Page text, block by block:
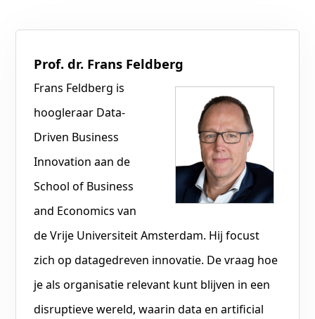
Prof. dr. Frans Feldberg
Frans Feldberg is
hoogleraar Data-
Driven Business
Innovation aan de
School of Business
and Economics van
de Vrije Universiteit Amsterdam. Hij focust
zich op datagedreven innovatie. De vraag hoe
je als organisatie relevant kunt blijven in een
disruptieve wereld, waarin data en artificial